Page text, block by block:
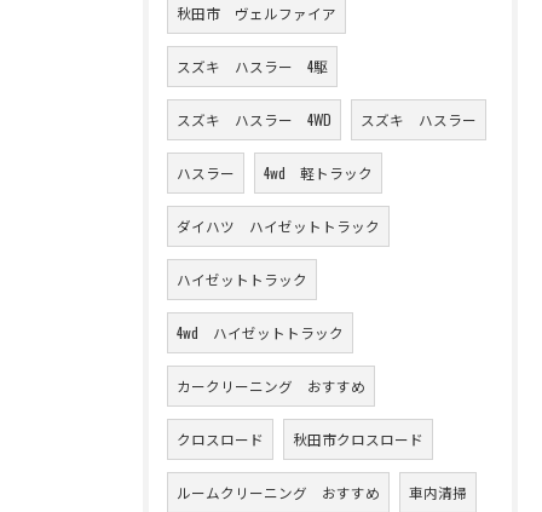
秋田市 ヴェルファイア
スズキ ハスラー 4駆
スズキ ハスラー 4WD スズキ ハスラー
ハスラー 4wd 軽トラック
ダイハツ ハイゼットトラック
ハイゼットトラック
4wd ハイゼットトラック
カークリーニング おすすめ
クロスロード 秋田市クロスロード
ルームクリーニング おすすめ 車内清掃